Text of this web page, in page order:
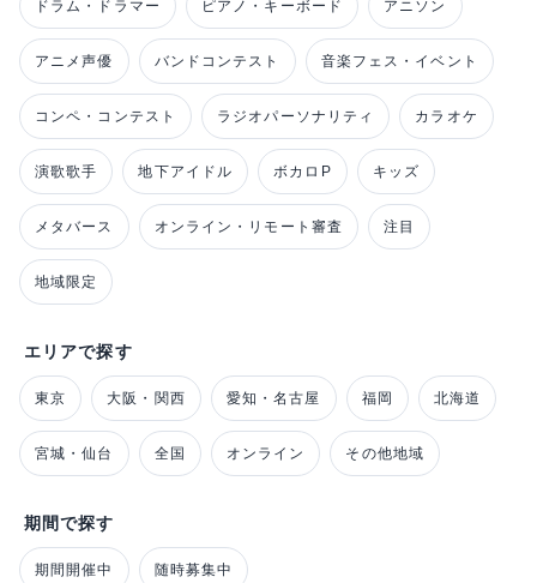
ドラム・ドラマー ピアノ・キーボード アニソン
アニメ声優 バンドコンテスト 音楽フェス・イベント
コンペ・コンテスト ラジオパーソナリティ カラオケ
演歌歌手 地下アイドル ボカロP キッズ
メタバース オンライン・リモート審査 注目
地域限定
エリアで探す
東京 大阪・関西 愛知・名古屋 福岡 北海道
宮城・仙台 全国 オンライン その他地域
期間で探す
期間開催中 随時募集中